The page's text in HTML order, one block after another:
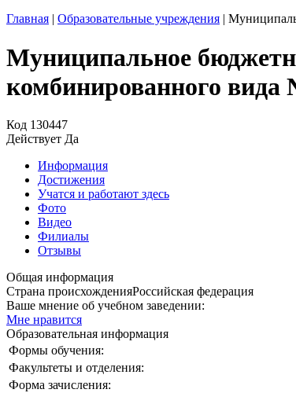
Главная | Образовательные учреждения |
Муниципальное
комбинированного
Код 130447
Действует Да
Информация
Достижения
Учатся и работают здесь
Фото
Видео
Филиалы
Отзывы
Общая информация
Страна происхожденияРоссийская федерация
Ваше мнение об учебном заведении:
Мне нравится
Образовательная информация
Формы обучения:
Факультеты и отделения:
Форма зачисления: